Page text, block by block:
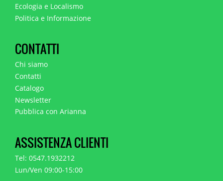
Ecologia e Localismo
Politica e Informazione
CONTATTI
Chi siamo
Contatti
Catalogo
Newsletter
Pubblica con Arianna
ASSISTENZA CLIENTI
Tel: 0547.1932212
Lun/Ven 09:00-15:00